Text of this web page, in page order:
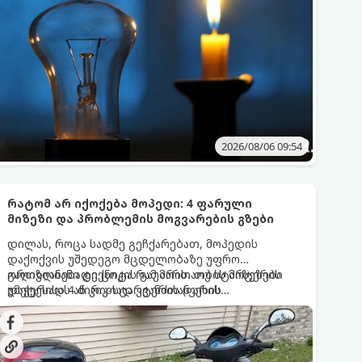
2026/08/06 09:54
რატომ არ იქოქება მოპედი: 4 ფარული
მიზეზი და პრობლემის მოგვარების გზები
დილას, როცა სადმე გეჩქარებათ, მოპედის
დაქოქვის უშედეგო მცდელობაზე უფრო
გაღიზიანებადი ცოტა რამ არის. თუ სტარტერის
დაჭერისას ან კიკ-სტარტერის (ფეხის
სატერფულის) დაწოლისას ძრავი არ რეაგირებს,
პანიკა საჭირო არ არის.
ორთვლიანი ტექნიკის გაუმართაობის მიზეზები
უმეტესად 4 ძირითად კვანძთან არის
დაკავშირებული. განვიხილოთ, როგორ იჩენს
თავს ეს პრობლემები და როგორ მოვაგვაროთ
ისინი.